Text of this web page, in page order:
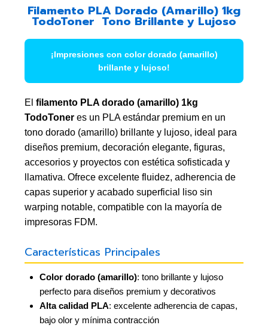
Filamento PLA Dorado (Amarillo) 1kg
TodoToner  Tono Brillante y Lujoso
¡Impresiones con color dorado (amarillo)
brillante y lujoso!
El filamento PLA dorado (amarillo) 1kg
TodoToner es un PLA estándar premium en un
tono dorado (amarillo) brillante y lujoso, ideal para
diseños premium, decoración elegante, figuras,
accesorios y proyectos con estética sofisticada y
llamativa. Ofrece excelente fluidez, adherencia de
capas superior y acabado superficial liso sin
warping notable, compatible con la mayoría de
impresoras FDM.
Características Principales
Color dorado (amarillo): tono brillante y lujoso 
perfecto para diseños premium y decorativos
Alta calidad PLA: excelente adherencia de capas,
bajo olor y mínima contracción